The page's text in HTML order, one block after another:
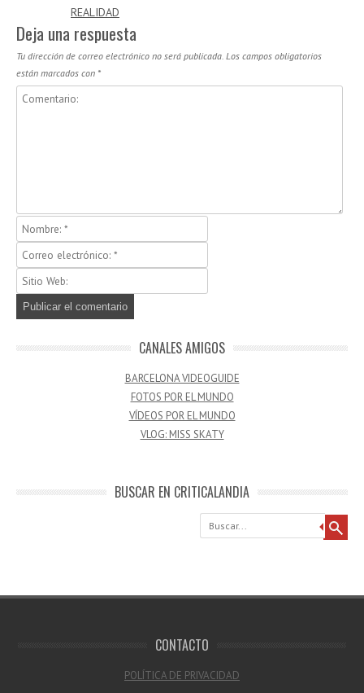
REALIDAD
Deja una respuesta
Tu dirección de correo electrónico no será publicada. Los campos obligatorios
están marcados con *
CANALES AMIGOS
BARCELONA VIDEOGUIDE
FOTOS POR EL MUNDO
VÍDEOS POR EL MUNDO
VLOG: MISS SKATY
BUSCAR EN CRITICALANDIA
Buscar
CONTACTO
POLÍTICA DE PRIVACIDAD